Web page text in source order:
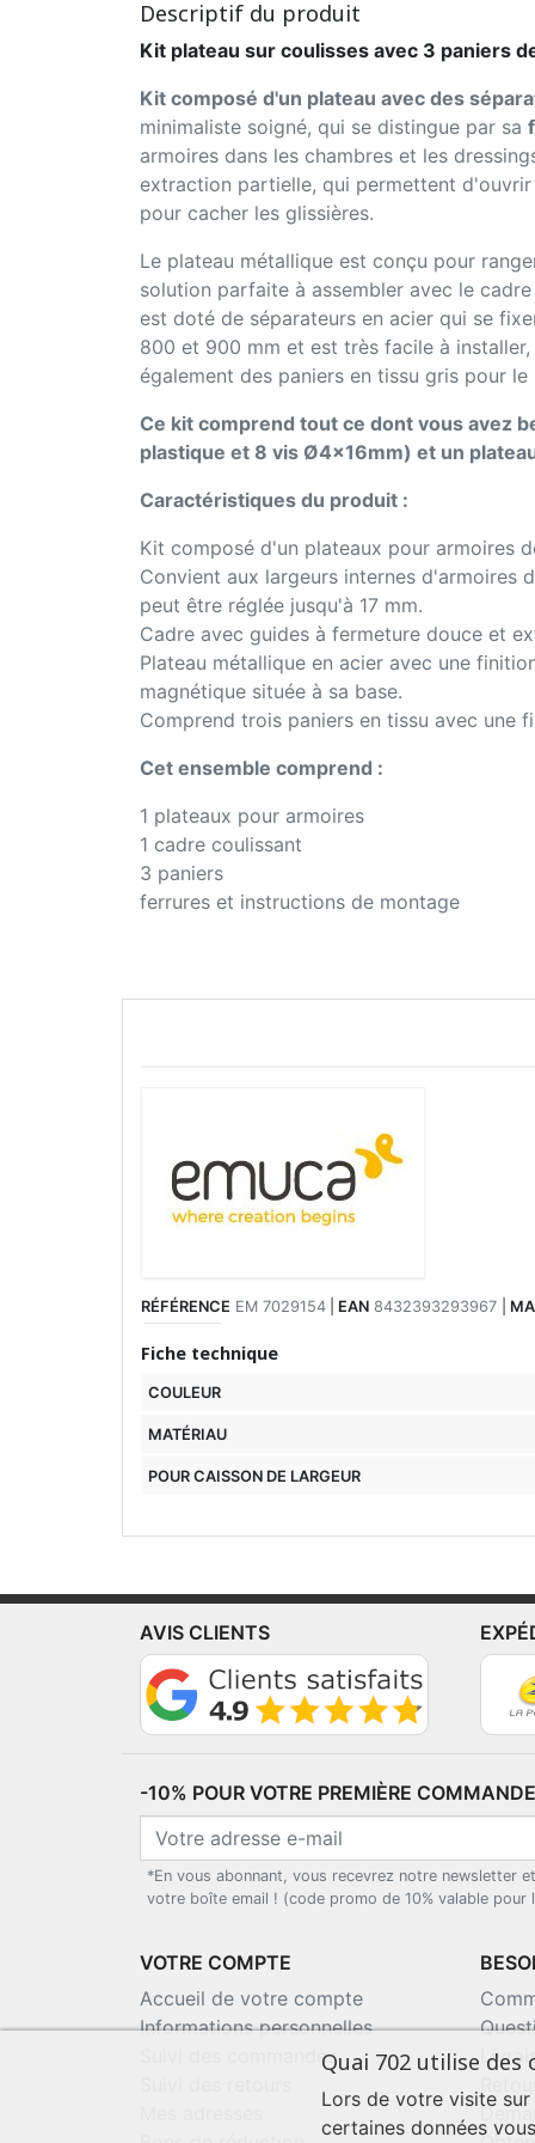
Descriptif du produit
Kit plateau sur coulisses avec 3 paniers
Kit composé d'un plateau avec des
minimaliste soigné, qui se distingue par sa
armoires dans les chambres et les
extraction partielle, qui permettent
pour cacher les glissières.
Le plateau métallique est conçu pour
solution parfaite à assembler avec le
est doté de séparateurs en acier qui se
800 et 900 mm et est très facile à
également des paniers en tissu gris pour
Ce kit comprend tout ce dont vous avez
plastique et 8 vis Ø4x16mm) et un
Caractéristiques du produit :
Kit composé d'un plateaux pour armoires
Convient aux largeurs internes d'armoires
peut être réglée jusqu'à 17 mm.
Cadre avec guides à fermeture douce et
Plateau métallique en acier avec une
magnétique située à sa base.
Comprend trois paniers en tissu avec une
Cet ensemble comprend :
1 plateaux pour armoires
1 cadre coulissant
3 paniers
ferrures et instructions de montage
RÉFÉRENCE EM 7029154 EAN 8432393293967
Fiche technique
COULEUR
MATÉRIAU
POUR CAISSON DE LARGEUR
AVIS CLIENTS
-10% POUR VOTRE PREMIÈRE
*En vous abonnant, vous recevrez notre newsletter
votre boîte email ! (code promo de 10% valable pour
VOTRE COMPTE
Accueil de votre compte
Informations personnelles
Suivi des commandesQuai 702 utilise des
Lors de votre visite
certaines données